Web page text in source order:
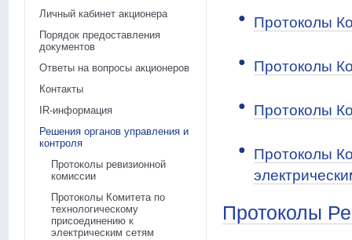
Личный кабинет акционера
Порядок предоставления
документов
Ответы на вопросы акционеров
Контакты
IR-информация
Решения органов управления и
контроля
Протоколы ревизионной
комиссии
Протоколы Комитета по
технологическому
присоединению к
электрическим сетям
Протоколы
Протоколы
Протоколы
Протоколы
Протоколы